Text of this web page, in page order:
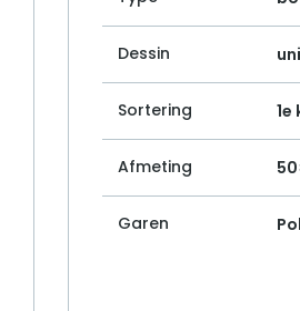
Dessin uni
Sortering 1e
Afmeting
Garen